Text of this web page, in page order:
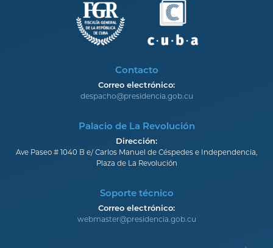
Contacto
Correo electrónico:
despacho@presidencia.gob.cu
Palacio de La Revolución
Dirección:
Ave Paseo # 1040 B e/ Carlos Manuel de Céspedes e Independencia,
Plaza de La Revolución
Soporte técnico
Correo electrónico:
webmaster@presidencia.gob.cu